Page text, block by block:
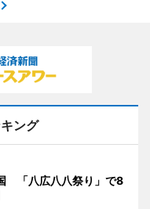
ング
「八広八八祭り」で8